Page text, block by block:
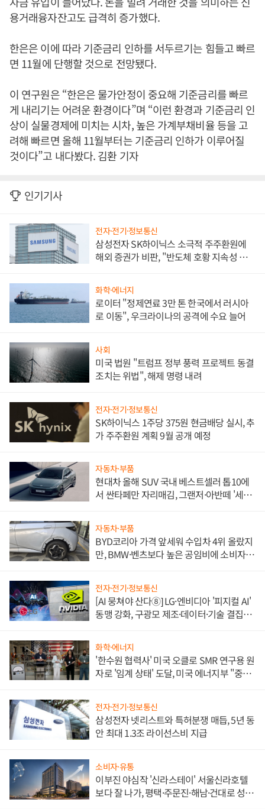
용거래융자잔고도 급격히 증가했다.
한은은 이에 따라 기준금리 인하를 서두르기는 힘들고 빠르
면 11월에 단행할 것으로 전망됐다.
이 연구원은 “한은은 물가안정이 중요해 기준금리를 빠르
게 내리기는 어려운 환경이다”며 “이런 환경과 기준금리 인
상이 실물경제에 미치는 시차, 높은 가계부채비율 등을 고
려해 빠르면 올해 11월부터는 기준금리 인하가 이루어질
것이다”고 내다봤다. 김환 기자
인기기사
전자·전기·정보통신
삼성전자 SK하이닉스 소극적 주주환원에
해외 증권가 비판, "반도체 호황 지속성 의
화학·에너지
로이터 "정제연료 3만 톤 한국에서 러시아
로 이동", 우크라이나의 공격에 수요 늘어
사회
미국 법원 "트럼프 정부 풍력 프로젝트 동결
조치는 위법", 해제 명령 내려
전자·전기·정보통신
SK하이닉스 1주당 375원 현금배당 실시, 추
가 주주환원 계획 9월 공개 예정
자동차·부품
현대차 올해 SUV 국내 베스트셀러 톱10에
서 싼타페만 자리매김, 그랜저·아반떼 '세단
자동차·부품
BYD코리아 가격 앞세워 수입차 4위 올랐지
만, BMW·벤츠보다 높은 공임비에 소비자
전자·전기·정보통신
[AI 뭉쳐야 산다⑧] LG·엔비디아 '피지컬 AI'
동맹 강화, 구광모 제조·데이터·기술 결집
화학·에너지
'한수원 협력사' 미국 오클로 SMR 연구용 원
자로 '임계 상태' 도달, 미국 에너지부 "중요
전자·전기·정보통신
삼성전자 넷리스트와 특허분쟁 매듭, 5년 동
안 최대 1.3조 라이선스비 지급
소비자·유통
이부진 야심작 '신라스테이' 서울신라호텔
보다 잘 나가, 평택·주문진·해남·건대로 성